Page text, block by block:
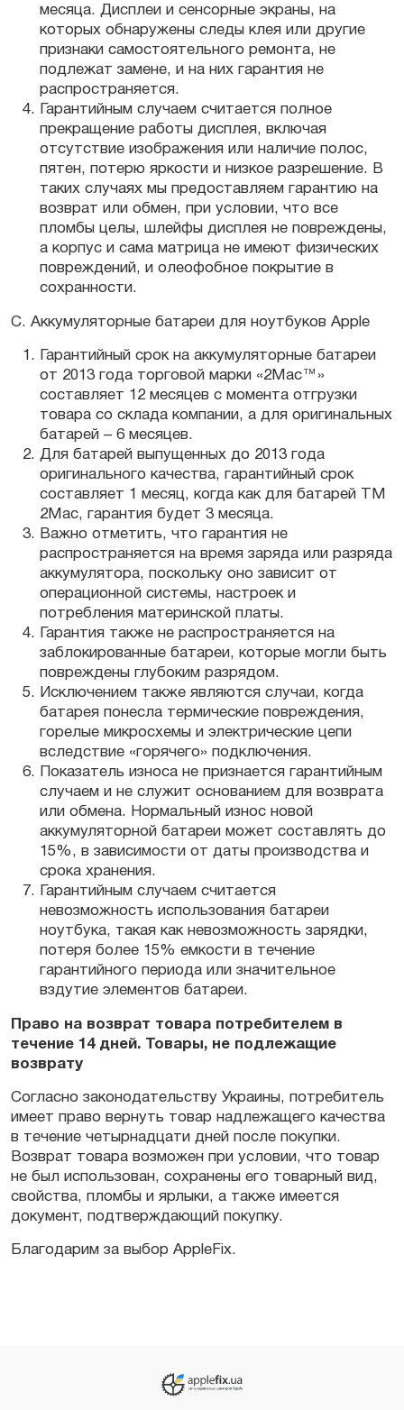
месяца. Дисплеи и сенсорные экраны, на
которых обнаружены следы клея или другие
признаки самостоятельного ремонта, не
подлежат замене, и на них гарантия не
распространяется.
Гарантийным случаем считается полное
прекращение работы дисплея, включая
отсутствие изображения или наличие полос,
пятен, потерю яркости и низкое разрешение. В
таких случаях мы предоставляем гарантию на
возврат или обмен, при условии, что все
пломбы целы, шлейфы дисплея не повреждены,
а корпус и сама матрица не имеют физических
повреждений, и олеофобное покрытие в
сохранности.
С. Аккумуляторные батареи для ноутбуков Apple
Гарантийный срок на аккумуляторные батареи
от 2013 года торговой марки «2Mac™»
составляет 12 месяцев с момента отгрузки
товара со склада компании, а для оригинальных
батарей – 6 месяцев.
Для батарей выпущенных до 2013 года
оригинального качества, гарантийный срок
составляет 1 месяц, когда как для батарей ТМ
2Mac, гарантия будет 3 месяца.
Важно отметить, что гарантия не
распространяется на время заряда или разряда
аккумулятора, поскольку оно зависит от
операционной системы, настроек и
потребления материнской платы.
Гарантия также не распространяется на
заблокированные батареи, которые могли быть
повреждены глубоким разрядом.
Исключением также являются случаи, когда
батарея понесла термические повреждения,
горелые микросхемы и электрические цепи
вследствие «горячего» подключения.
Показатель износа не признается гарантийным
случаем и не служит основанием для возврата
или обмена. Нормальный износ новой
аккумуляторной батареи может составлять до
15%, в зависимости от даты производства и
срока хранения.
Гарантийным случаем считается
невозможность использования батареи
ноутбука, такая как невозможность зарядки,
потеря более 15% емкости в течение
гарантийного периода или значительное
вздутие элементов батареи.
Право на возврат товара потребителем в
течение 14 дней. Товары, не подлежащие
возврату
Согласно законодательству Украины, потребитель
имеет право вернуть товар надлежащего качества
в течение четырнадцати дней после покупки.
Возврат товара возможен при условии, что товар
не был использован, сохранены его товарный вид,
свойства, пломбы и ярлыки, а также имеется
документ, подтверждающий покупку.
Благодарим за выбор AppleFix.